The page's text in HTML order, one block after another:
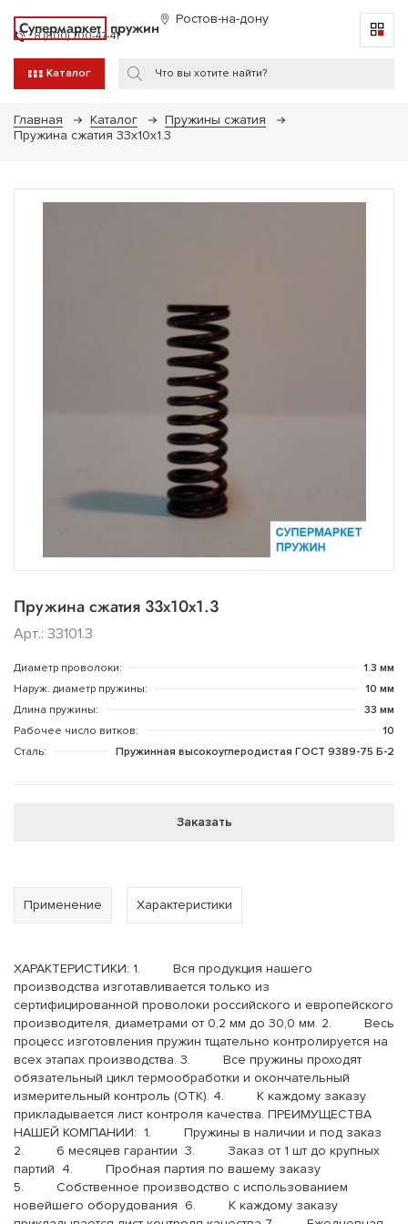
Супермаркет пружин Ростов-на-дону
8 (800) 700-47-41
Каталог
Главная Каталог
Пружины сжатия
Пружина сжатия 33х10х1.3
Пружина сжатия 33х10х1.3
Арт.: 33101.3
Диаметр проволоки:
1.3 мм
Наруж. диаметр пружины:
10 мм
Длина пружины:
33 мм
Рабочее число витков:
10
Сталь:
Пружинная высокоуглеродистая ГОСТ 9389-75 Б-2
Заказать
Применение Характеристики
ХАРАКТЕРИСТИКИ: 1. Вся продукция нашего
производства изготавливается только из
сертифицированной проволоки российского и европейского
производителя, диаметрами от 0,2 мм до 30,0 мм. 2. Весь
процесс изготовления пружин тщательно контролируется на
всех этапах производства. 3. Все пружины проходят
обязательный цикл термообработки и окончательный
измерительный контроль (ОТК). 4. К каждому заказу
прикладывается лист контроля качества. ПРЕИМУЩЕСТВА
НАШЕЙ КОМПАНИИ: 1. Пружины в наличии и под заказ
2. 6 месяцев гарантии 3. Заказ от 1 шт до крупных
партий 4. Пробная партия по вашему заказу
5. Собственное производство с использованием
новейшего оборудования 6. К каждому заказу